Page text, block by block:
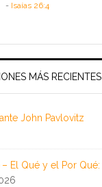
- Isaías 26:4
MÁS RECIENTES
John Pavlovitz
El Qué y el Por Qué: